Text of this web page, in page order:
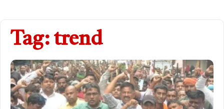
Tag: trend